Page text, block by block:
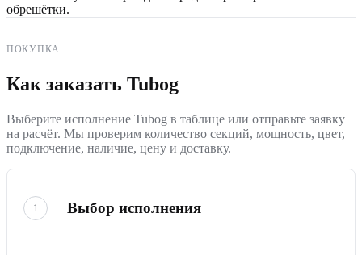
обрешётки.
ПОКУПКА
Как заказать Tubog
Выберите исполнение Tubog в таблице или отправьте заявку
на расчёт. Мы проверим количество секций, мощность, цвет,
подключение, наличие, цену и доставку.
1 Выбор исполнения